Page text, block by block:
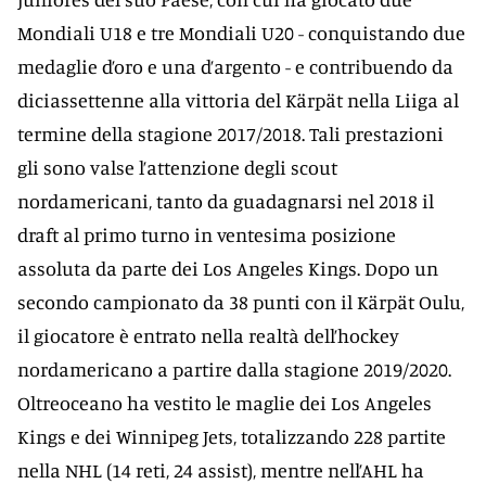
Mondiali U18 e tre Mondiali U20 - conquistando due
medaglie d’oro e una d’argento - e contribuendo da
diciassettenne alla vittoria del Kärpät nella Liiga al
termine della stagione 2017/2018. Tali prestazioni
gli sono valse l’attenzione degli scout
nordamericani, tanto da guadagnarsi nel 2018 il
draft al primo turno in ventesima posizione
assoluta da parte dei Los Angeles Kings. Dopo un
secondo campionato da 38 punti con il Kärpät Oulu,
il giocatore è entrato nella realtà dell’hockey
nordamericano a partire dalla stagione 2019/2020.
Oltreoceano ha vestito le maglie dei Los Angeles
Kings e dei Winnipeg Jets, totalizzando 228 partite
nella NHL (14 reti, 24 assist), mentre nell’AHL ha